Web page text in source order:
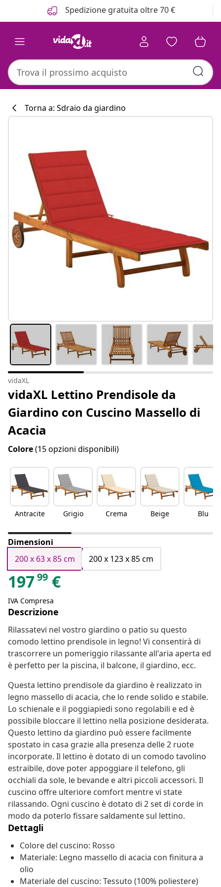
Spedizione gratuita oltre 70 €
Torna a: Sdraio da giardino
vidaXL
vidaXL Lettino Prendisole da
Giardino con Cuscino Massello di
Acacia
Colore(15 opzioni disponibili)
Antracite Grigio Crema Beige Blu
Dimensioni
200 x 63 x 85 cm
200 x 123 x 85 cm
19799 €
IVA Compresa
Descrizione
Rilassatevi nel vostro giardino o patio su questo
comodo lettino prendisole in legno! Vi consentirà di
trascorrere un pomeriggio rilassante all'aria aperta ed
è perfetto per la piscina, il balcone, il giardino, ecc.
Questa lettino prendisole da giardino è realizzato in
legno massello di acacia, che lo rende solido e stabile.
Lo schienale e il poggiapiedi sono regolabili e ed è
possibile bloccare il lettino nella posizione desiderata.
Questo lettino da giardino può essere facilmente
spostato in casa grazie alla presenza delle 2 ruote
incorporate. Il lettino è dotato di un comodo tavolino
estraibile, dove poter appoggiare il telefono, gli
occhiali da sole, le bevande e altri piccoli accessori. Il
cuscino offre ulteriore comfort mentre vi state
rilassando. Ogni cuscino è dotato di 2 set di corde in
modo da poterlo fissare saldamente sul lettino.
Dettagli
Colore del cuscino: Rosso
Materiale: Legno massello di acacia con finitura a
olio
Materiale del cuscino: Tessuto (100% poliestere)